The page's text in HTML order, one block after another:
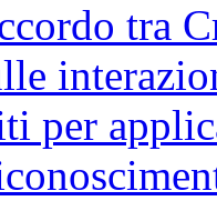
tra
per